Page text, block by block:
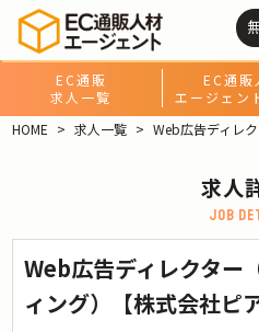
EC通販
求人一覧
EC通販
エージェン
HOME
求人一覧 Web広告ディレ
求人
job
Web広告ディレクター
ィング）【株式会社ピ